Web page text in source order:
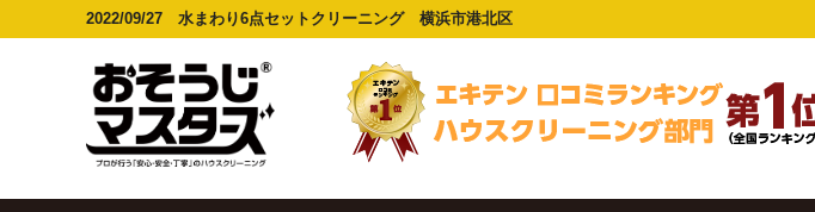
2022/09/27 水まわり6点セットクリーニング 横浜市港北区